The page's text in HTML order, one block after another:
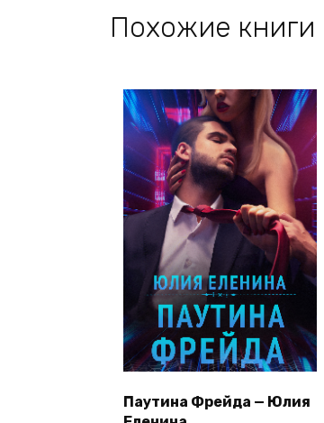
Похожие книги
Паутина Фрейда — Юлия